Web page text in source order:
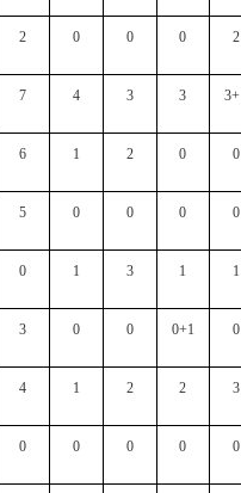
2 0 0 0 2
7 4 3 3
6 1 2 0 0
5 0 0 0 0
0 1 3 1 1
3 0 0 0+1 0
4 1 2 2 3
0 0 0 0 0